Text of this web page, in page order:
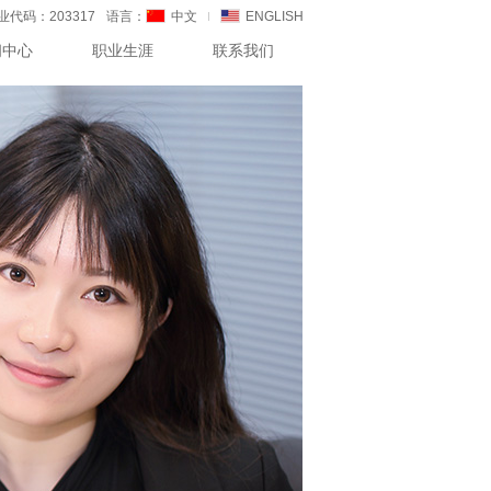
代码：203317 语言： 中文 ENGLISH
心 职业生涯 联系我们